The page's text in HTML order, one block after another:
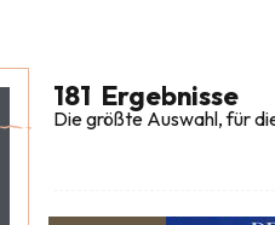
181 Ergebnisse
Die größte Auswahl, für